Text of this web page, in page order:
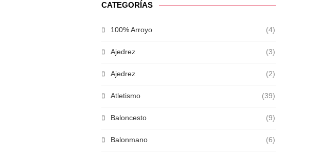
CATEGORÍAS
100% Arroyo (4)
Ajedrez (3)
Ajedrez (2)
Atletismo (39)
Baloncesto (9)
Balonmano (6)